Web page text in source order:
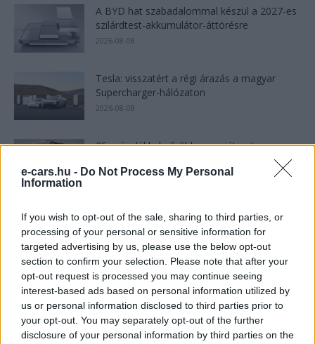
e-cars.hu - Do Not Process My Personal
Information
If you wish to opt-out of the sale, sharing to third parties, or
processing of your personal or sensitive information for
targeted advertising by us, please use the below opt-out
section to confirm your selection. Please note that after your
opt-out request is processed you may continue seeing
interest-based ads based on personal information utilized by
us or personal information disclosed to third parties prior to
your opt-out. You may separately opt-out of the further
disclosure of your personal information by third parties on the
A BYD hat szabadalommal készül a 2027-es
szilárdtest-akkumulátor-áttörésre
2026-08-08
Tesla: visszatért a régi árazás a magyar
Supercharger-hálózaton
2026-08-08
25 százalékkal sűrűbb energiát rejt az
2026-08-07
150 milliárd eurót bukhat Európa, ha nem
szabadul a kínai akkumulátoroktól
2026-08-07
Hivatalos papírokban bukkant fel a Smart #2
– kiderült az ár...
2026-08-08